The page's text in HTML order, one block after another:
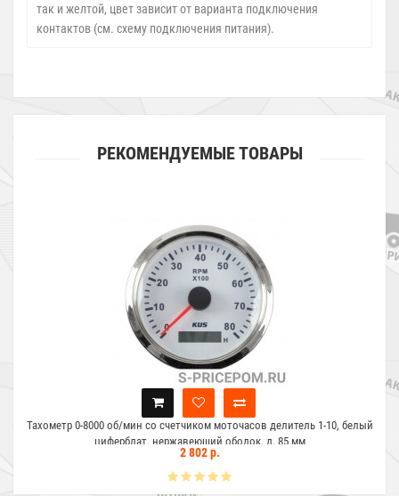
так и желтой, цвет зависит от варианта подключения
контактов (см. схему подключения питания).
РЕКОМЕНДУЕМЫЕ ТОВАРЫ
Тахометр 0-8000 об/мин со счетчиком моточасов делитель 1-10, белый
циферблат, нержавеющий ободок, д. 85 мм
2 802 р.